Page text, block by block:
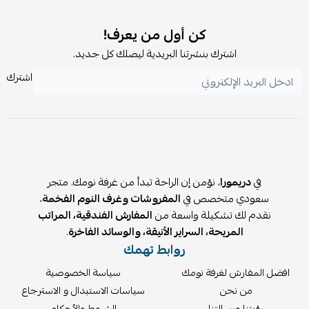
كن أول من يعرف!
اشترك بنشرتنا البريدية ليصلك كل جديد.
اشترك
فيدريمورا، نؤمن إن الراحة تبدأ من غرفة نومك. متجر
سعودي متخصص فيالمفروشات وغرف النوم الفخمة،
نقدم لك تشكيلة واسعة منالمفارش الفندقية، المراتب
المريحة، السراير الأنيقة، والوسائد الفاخرة.
روابط تهمك
افضل المفارش لغرفة نومك
من نحن
سياسة الخصوصية
سياسات الاستبدال و الاسترجاع